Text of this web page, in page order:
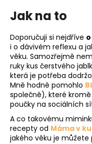
Jak na to
Doporučuji si nejdříve
i o dávivém reflexu a
věku. Samozřejmě
ruky kus čerstvého
která je potřeba
Mně hodně pomohlo
společně), které
poučky na sociálních
A co takovému
recepty od Máma v
jakého věku je